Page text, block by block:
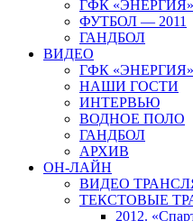
ГФК «ЭНЕРГИЯ»
ФУТБОЛ — 2011
ГАНДБОЛ
ВИДЕО
ГФК «ЭНЕРГИЯ»
НАШИ ГОСТИ
ИНТЕРВЬЮ
ВОДНОЕ ПОЛО
ГАНДБОЛ
АРХИВ
ОН-ЛАЙН
ВИДЕО
ТЕКСТОВЫЕ
2012.